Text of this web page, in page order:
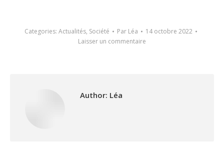
Categories: Actualités, Société Par Léa
14 octobre 2022
Laisser un commentaire
Author: Léa